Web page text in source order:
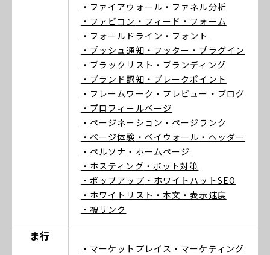
・ファイアウォール ・ファネル分析
・ファビコン ・フィード ・フォーム
・フォールドライン ・フォント
・プッシュ通知 ・フッター ・プラグイン
・ブラックリスト ・ブランディング
・ブランド認知 ・ブレークポイント
・フレームワーク ・プレビュー ・ブログ
・プロフィールページ
・ページネーション ・ページランク
・ページ体験 ・ペイウォール ・ヘッダー
・ペルソナ ・ホームページ
・ホスティング ・ボット対策
・ポップアップ ・ホワイトハットSEO
・ホワイトリスト ・本文 ・表示速度
・被リンク
ま行
・マーケットプレイス ・マーケティング